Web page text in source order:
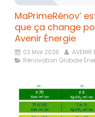
MaPrimeRénov’
que ça change
Avenir Énergie
03 Mar 2026
AVENIR
Rénovation Globale